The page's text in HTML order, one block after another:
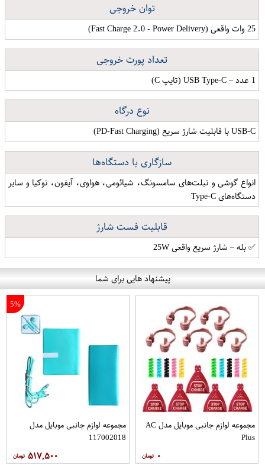
توان خروجی
25 وات واقعی (Fast Charge 2.0 - Power Delivery)
تعداد پورت خروجی
1 عدد – USB Type-C (تایپ C)
نوع درگاه
USB-C با قابلیت شارژ سریع (PD-Fast Charging)
سازگاری با دستگاه‌ها
انواع گوشی‌ و تبلت‌های سامسونگ، شیائومی، هواوی، آیفون، نوکیا و سایر
دستگاه‌های Type-C
قابلیت فست شارژ
✅ بله – شارژ سریع واقعی 25W
پیشنهاد هایی برای شما
مجموعه لوازم جانبی موبایل مدل AC
Plus
۰
5%
مجموعه لوازم جانبی موبایل مدل
117002018
۵۱۷,۵۰۰